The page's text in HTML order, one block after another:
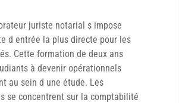
juriste notarial s impose
d entrée la plus directe pour les
Cette formation de deux ans
à devenir opérationnels
au sein d une étude. Les
se concentrent sur la comptabilité